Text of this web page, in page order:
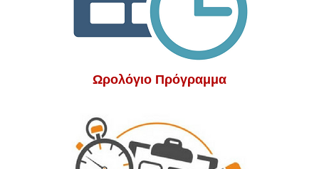
Ωρολόγιο Πρόγραμμα